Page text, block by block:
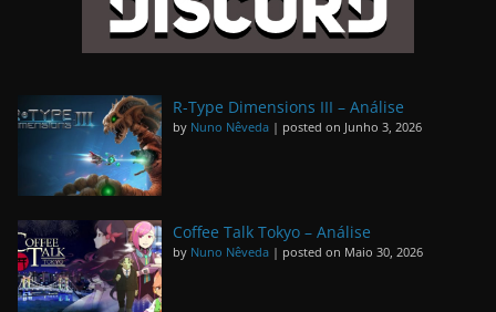
R-Type Dimensions III – Análise
by Nuno Nêveda | posted on Junho 3, 2026
Coffee Talk Tokyo – Análise
by Nuno Nêveda | posted on Maio 30, 2026